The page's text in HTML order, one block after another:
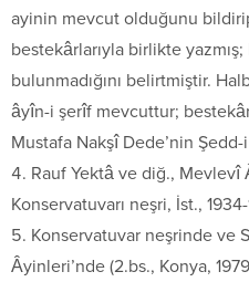
ayinin mevcut olduğunu
bestekârlarıyla birlikte
bulunmadığını belirtmiştir.
âyîn-i şerîf mevcuttur;
Mustafa Nakşî Dede’nin
Rauf Yektâ ve diğ., Mevlevî
Konservatuvarı neşri, İst.,
Konservatuvar neşrinde ve
Âyinleri’nde (2.bs., Konya,